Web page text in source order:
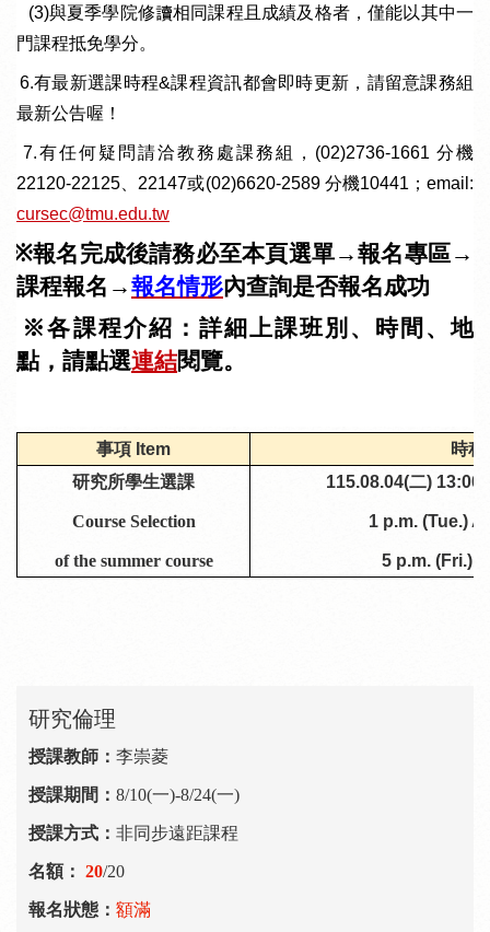
與夏季學院修讀相同課程且成績及格者，僅能以其中一
門課程抵免學分。
6.有最新選課時程&課程資訊都會即時更新，請留意課務組
最新公告喔！
7.有任何疑問請洽教務處課務組， (02)2736-1661分機
22120-22125、22147或(02)6620-2589 分機10441 ；email:
cursec@tmu.edu.tw
報名完成後請務必至本頁選單→報名專區→
課程報名→報名情形內查詢是否報名成功
各課程介紹 ： 詳細上課班別、時間、地
點，請點選連結閱覽。
事項 Item
時
研究所學生選課
Course Selection
of the summer course
115.08.04(二) 13:00
1 p.m. (Tue.)
5 p.m. (Fri.)
研究倫理
李崇菱
8/10(一)-8/24(一)
非同步遠距課程
20/20
額滿